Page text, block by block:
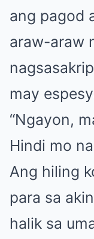
ang pagod
araw-araw
may
“Ngayon,
Hindi mo
Ang hiling
para sa
halik sa